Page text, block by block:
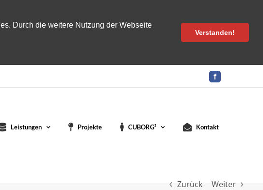
Durch die weitere Nutzung der Webseite
Verstanden!
Facebook
Leistungen Projekte CUBORG² Kontakt
Zurück Weiter